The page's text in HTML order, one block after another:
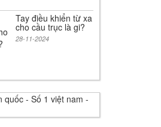
Tay điều khiển từ xa
cho cầu trục là gi?
28-11-2024